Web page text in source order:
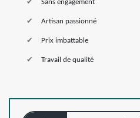
Sans engagement
Artisan passionné
Prix imbattable
Travail de qualité